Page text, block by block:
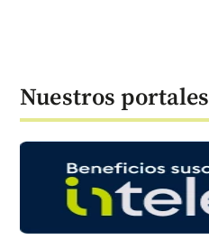
Nuestros portales